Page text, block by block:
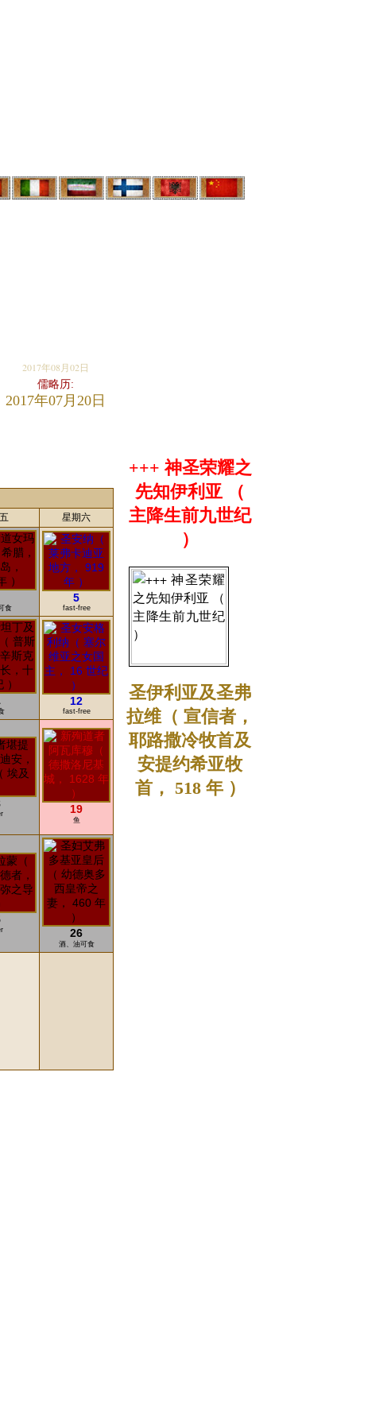
2017年08月02日
儒略历:
2017年07月20日
+++ 神圣荣耀之
先知伊利亚 （
主降生前九世纪
）
圣伊利亚及圣弗
拉维（ 宣信者，
耶路撒冷牧首及
安提约希亚牧
首， 518 年 ）
星期六
食
5
fast-free
12
fast-free
19
鱼
26
酒、油可食